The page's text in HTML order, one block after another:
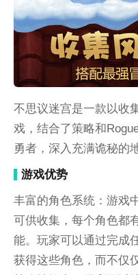
不思议迷宫是一款以收
戏，结合了策略和
勇者，深入充满诡秘的
游戏优势
丰富的角色系统：游戏
可供收集，每个角色都
能。玩家可以通过完成
获得这些角色，而不仅